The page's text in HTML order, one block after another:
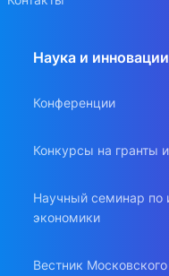
Наука и инновации
Конференции
Конкурсы на гранты
Научный семинар по
экономики
Вестник